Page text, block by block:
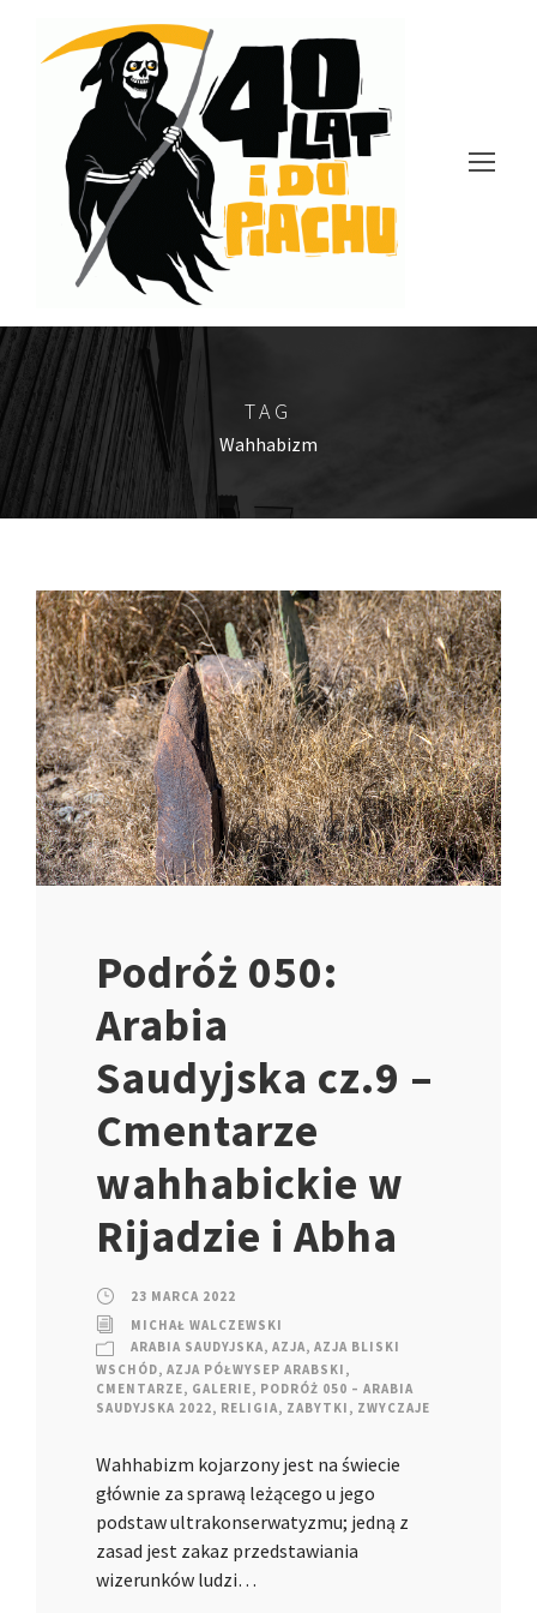
TAG
Wahhabizm
Podróż 050:
Arabia
Saudyjska cz.9 –
Cmentarze
wahhabickie w
Rijadzie i Abha
23 MARCA 2022
MICHAŁ WALCZEWSKI
ARABIA SAUDYJSKA, AZJA, AZJA BLISKI
WSCHÓD, AZJA PÓŁWYSEP ARABSKI ,
CMENTARZE, GALERIE, PODRÓŻ 050 – ARABIA
SAUDYJSKA 2022, RELIGIA, ZABYTKI , ZWYCZAJE
Wahhabizm kojarzony jest na świecie
głównie za sprawą leżącego u jego
podstaw ultrakonserwatyzmu; jedną z
zasad jest zakaz przedstawiania
wizerunków ludzi…